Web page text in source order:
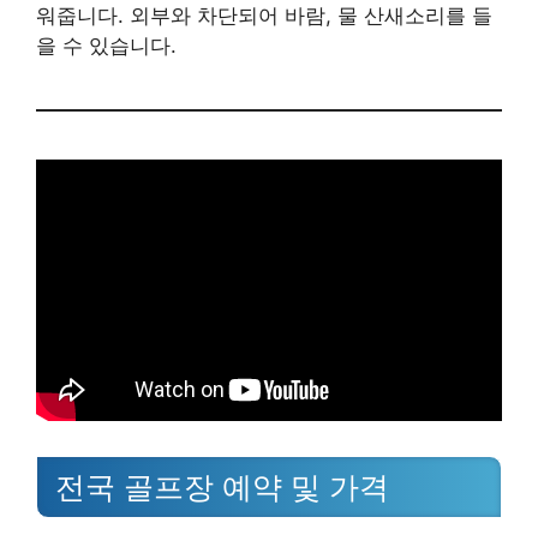
워줍니다. 외부와 차단되어 바람, 물 산새소리를 들
을 수 있습니다.
전국 골프장 예약 및 가격